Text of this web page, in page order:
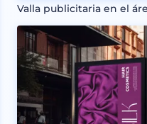
Valla publicitaria en el